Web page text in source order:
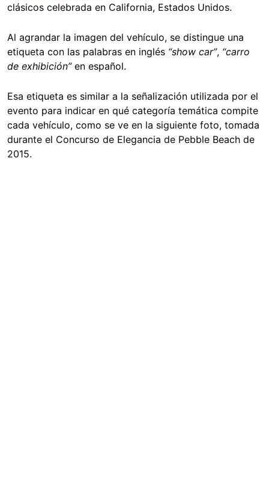
clásicos celebrada en California, Estados Unidos.
Al agrandar la imagen del vehículo, se distingue una
etiqueta con las palabras en inglés “show car”, “carro
de exhibición”en español.
Esa etiqueta es similar a la señalización utilizada por el
evento para indicar en qué categoría temática compite
cada vehículo, como se ve en la siguiente foto, tomada
durante el Concurso de Elegancia de Pebble Beach de
2015.